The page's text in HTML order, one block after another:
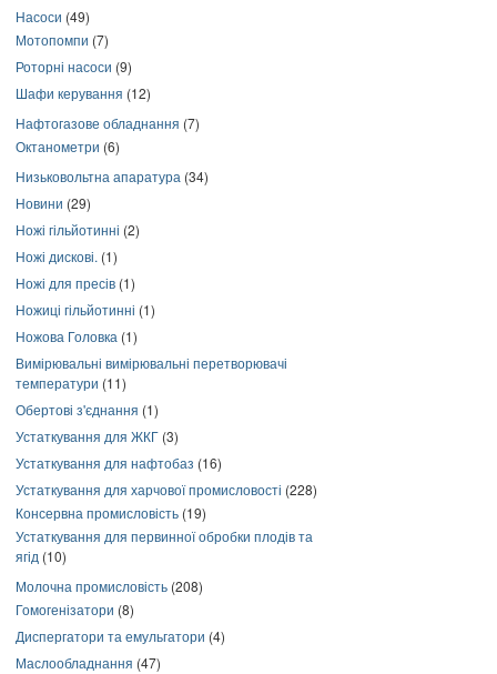
Насоси (49)
Мотопомпи (7)
Роторні насоси (9)
Шафи керування (12)
Нафтогазове обладнання (7)
Октанометри (6)
Низьковольтна апаратура (34)
Новини (29)
Ножі гільйотинні (2)
Ножі дискові. (1)
Ножі для пресів (1)
Ножиці гільйотинні (1)
Ножова Головка (1)
Вимірювальні вимірювальні перетворювачі
температури (11)
Обертові з'єднання (1)
Устаткування для ЖКГ (3)
Устаткування для нафтобаз (16)
Устаткування для харчової промисловості (228)
Консервна промисловість (19)
Устаткування для первинної обробки плодів та
ягід (10)
Молочна промисловість (208)
Гомогенізатори (8)
Диспергатори та емульгатори (4)
Маслообладнання (47)